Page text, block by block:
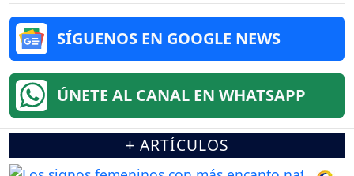
SÍGUENOS EN GOOGLE NEWS
ÚNETE AL CANAL EN WHATSAPP
+ ARTÍCULOS